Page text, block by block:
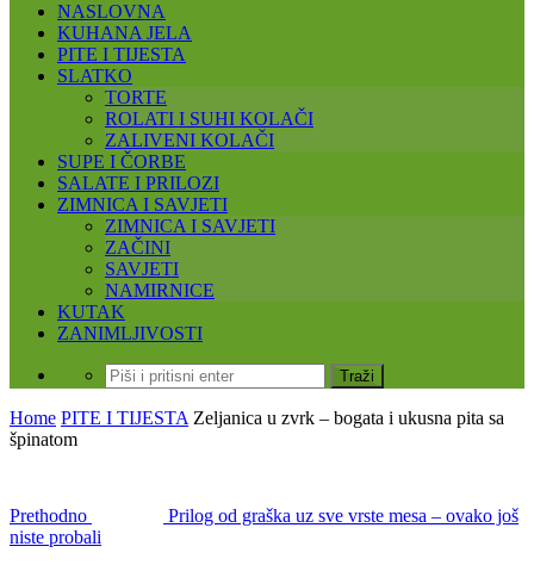
NASLOVNA
KUHANA JELA
PITE I TIJESTA
SLATKO
TORTE
ROLATI I SUHI KOLAČI
ZALIVENI KOLAČI
SUPE I ČORBE
SALATE I PRILOZI
ZIMNICA I SAVJETI
ZIMNICA I SAVJETI
ZAČINI
SAVJETI
NAMIRNICE
KUTAK
ZANIMLJIVOSTI
Home PITE I TIJESTA Zeljanica u zvrk – bogata i ukusna pita sa
špinatom
Prethodno
Prilog od graška uz sve vrste mesa – ovako još
niste probali